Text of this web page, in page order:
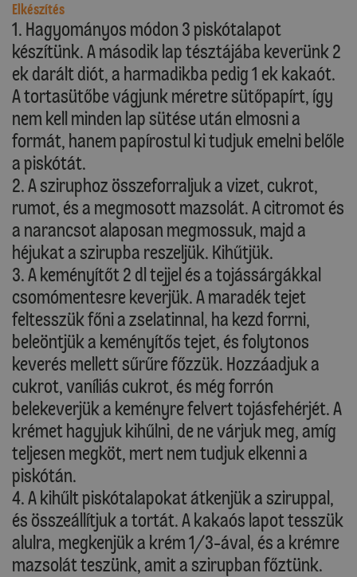
Elkészítés
1. Hagyományos módon 3 piskótalapot
készítünk. A második lap tésztájába keverünk 2
ek darált diót, a harmadikba pedig 1 ek kakaót.
A tortasütőbe vágjunk méretre sütőpapírt, így
nem kell minden lap sütése után elmosni a
formát, hanem papírostul ki tudjuk emelni belőle
a piskótát.
2. A sziruphoz összeforraljuk a vizet, cukrot,
rumot, és a megmosott mazsolát. A citromot és
a narancsot alaposan megmossuk, majd a
héjukat a szirupba reszeljük. Kihűtjük.
3. A keményítőt 2 dl tejjel és a tojássárgákkal
csomómentesre keverjük. A maradék tejet
feltesszük főni a zselatinnal, ha kezd forrni,
beleöntjük a keményítős tejet, és folytonos
keverés mellett sűrűre főzzük. Hozzáadjuk a
cukrot, vaníliás cukrot, és még forrón
belekeverjük a keményre felvert tojásfehérjét. A
krémet hagyjuk kihűlni, de ne várjuk meg, amíg
teljesen megköt, mert nem tudjuk elkenni a
piskótán.
4. A kihűlt piskótalapokat átkenjük a sziruppal,
és összeállítjuk a tortát. A kakaós lapot tesszük
alulra, megkenjük a krém 1/3-ával, és a krémre
mazsolát teszünk, amit a szirupban főztünk.